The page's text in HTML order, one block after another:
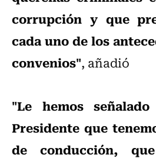
corrupción y que
cada uno de los
convenios", añadió
"Le hemos
Presidente que
de conducción,